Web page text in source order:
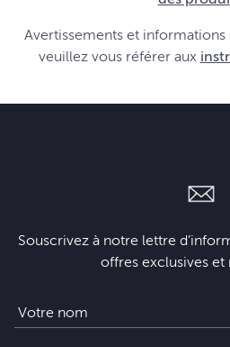
Avertissements et
veuillez vous référer aux
Souscrivez à notre lettre
offres exclusives et